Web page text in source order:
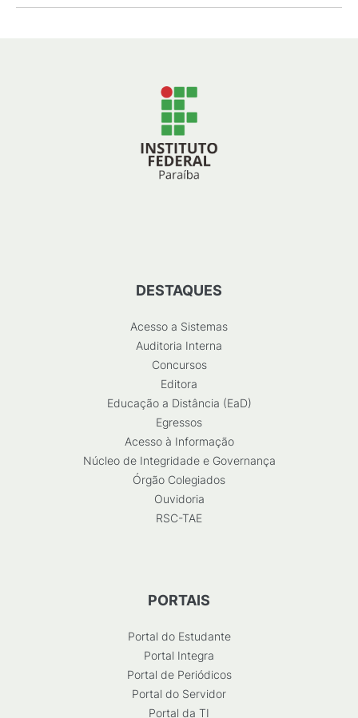
DESTAQUES
Acesso a Sistemas
Auditoria Interna
Concursos
Editora
Educação a Distância (EaD)
Egressos
Acesso à Informação
Núcleo de Integridade e Governança
Órgão Colegiados
Ouvidoria
RSC-TAE
PORTAIS
Portal do Estudante
Portal Integra
Portal de Periódicos
Portal do Servidor
Portal da TI